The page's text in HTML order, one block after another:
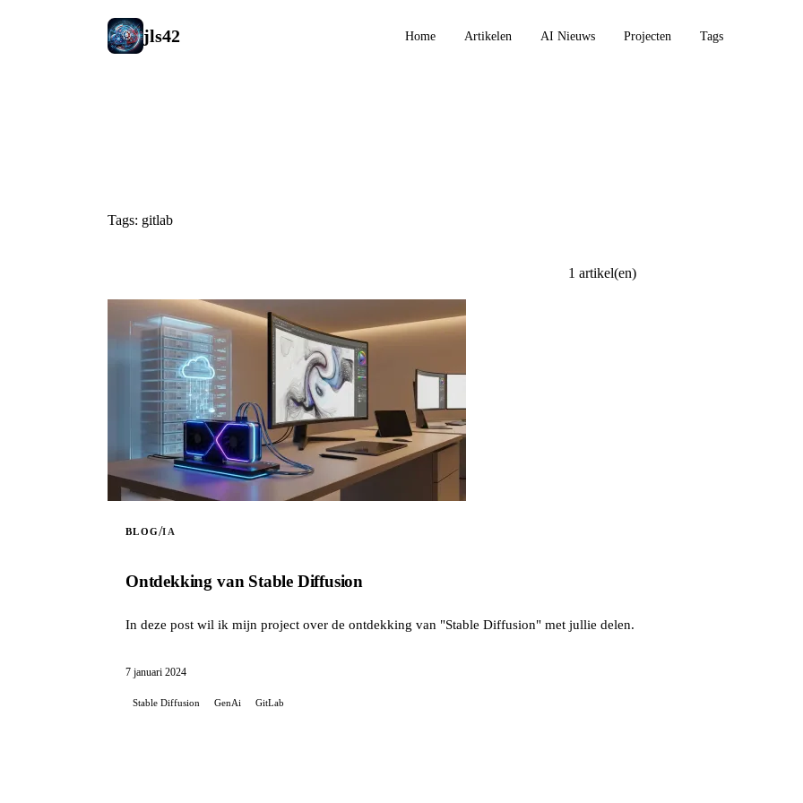
jls42 Home Artikelen AI Nieuws Projecten Tags
Tags: gitlab
1 artikel(en)
BLOG/IA
Ontdekking van Stable Diffusion
In deze post wil ik mijn project over de ontdekking van "Stable Diffusion" met jullie delen.
7 januari 2024
Stable Diffusion GenAi GitLab